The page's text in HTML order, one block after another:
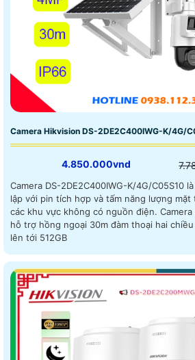
Camera Hikvision DS-2DE2C400IWG-K/4G/
4.850.000vnd
Camera DS-2DE2C400IWG-K/4G/C05S10
lập với pin tích hợp và tấm năng lượng mặt
các khu vực không có nguồn điện. Camera có độ phân giải 4MP
hỗ trợ hồng ngoại 30m đàm thoại hai
lên tới 512GB